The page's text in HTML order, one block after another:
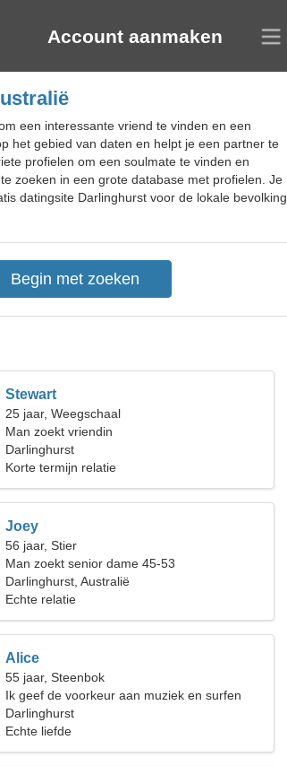
Account aanmaken
een interessante vriend te vinden en een
het gebied van daten en helpt je een partner te
profielen om een soulmate te vinden en
zoeken in een grote database met profielen. Je
datingsite Darlinghurst voor de lokale bevolking,
Stewart
25 jaar, Weegschaal
Man zoekt vriendin
Darlinghurst
Korte termijn relatie
Joey
56 jaar, Stier
Man zoekt senior dame 45-53
Darlinghurst, Australië
Echte relatie
Alice
55 jaar, Steenbok
Ik geef de voorkeur aan muziek en surfen
Darlinghurst
Echte liefde